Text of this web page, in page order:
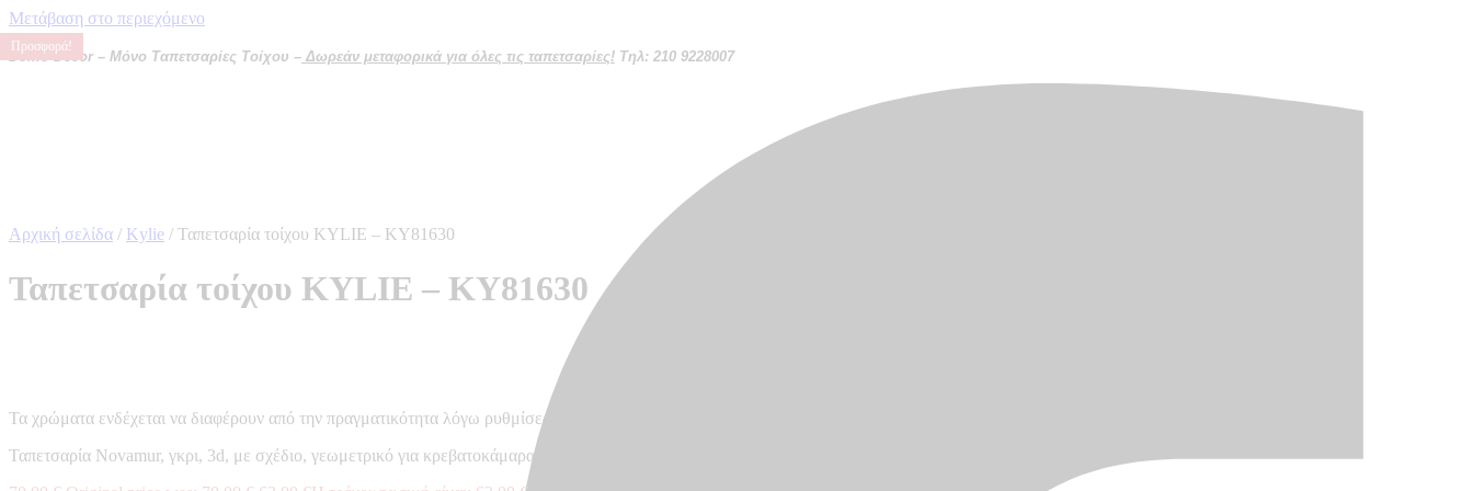
Μετάβαση στο περιεχόμενο
Domo Decor – Μόνο Ταπετσαρίες Τοίχου – Δωρεάν μεταφορικά για όλες τις ταπετσαρίες! Τηλ: 210 9228007
Αρχική σελίδα / Kylie / Ταπετσαρία τοίχου KYLIE – KY81630
Ταπετσαρία τοίχου KYLIE – KY81630
Τα χρώματα ενδέχεται να διαφέρουν από την πραγματικότητα λόγω ρυθμίσεων κάθε οθόνης
Ταπετσαρία Novamur, γκρι, 3d, με σχέδιο, γεωμετρικό για κρεβατοκάμαρα, σαλόνι – Made in Germany, 10,05 x 0,53 m
Προσφορά!
Προσφορά!
Προσφορά!
Προσφορά!